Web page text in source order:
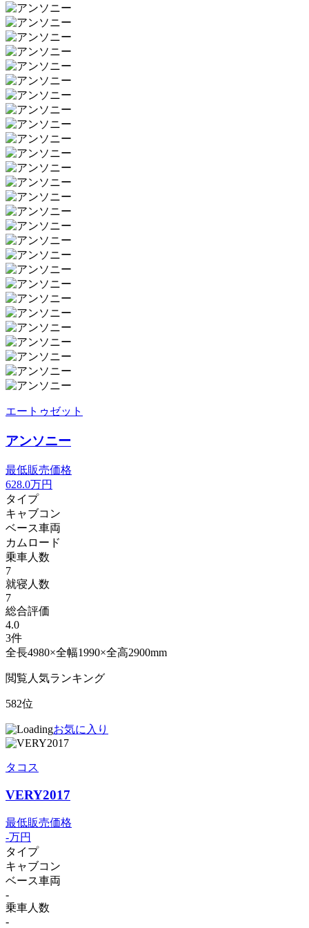
エートゥゼット
アンソニー
最低販売価格
628.0万円
タイプ
キャブコン
ベース車両
カムロード
乗車人数
7
就寝人数
7
総合評価
4.0
3件
全長4980×全幅1990×全高2900mm
閲覧人気ランキング
582位
お気に入り
タコス
VERY2017
最低販売価格
-万円
タイプ
キャブコン
ベース車両
-
乗車人数
-